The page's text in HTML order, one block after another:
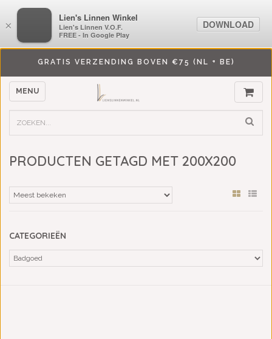
GRATIS VERZENDING BOVEN €75 (NL + BE)
MENU
PRODUCTEN GETAGD MET 200X200
CATEGORIEËN
×
LiensLinnenwinkel.nl
Lien's Linnen V.O.F.
FREE - In Google Play
DOWNLOAD
×
Lien's Linnen Winkel
Lien's Linnen V.O.F.
FREE - In Google Play
DOWNLOAD